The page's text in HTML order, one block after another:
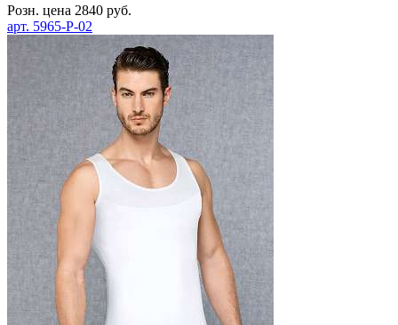
Розн. цена 2840 руб.
арт. 5965-P-02